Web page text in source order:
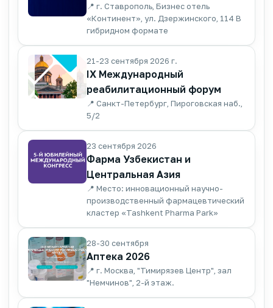
📍 г. Ставрополь, Бизнес отель
«Континент», ул. Дзержинского, 114 В
гибридном формате
21-23 сентября 2026 г.
IX Международный
реабилитационный форум
📍 Санкт-Петербург, Пироговская наб.,
5/2
23 сентября 2026
Фарма Узбекистан и
Центральная Азия
📍 Место: инновационный научно-
производственный фармацевтический
кластер «Tashkent Pharma Park»
28-30 сентября
Аптека 2026
📍 г. Москва, "Тимирязев Центр", зал
"Немчинов", 2-й этаж.